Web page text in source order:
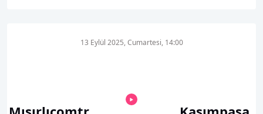
13 Eylül 2025, Cumartesi, 14:00